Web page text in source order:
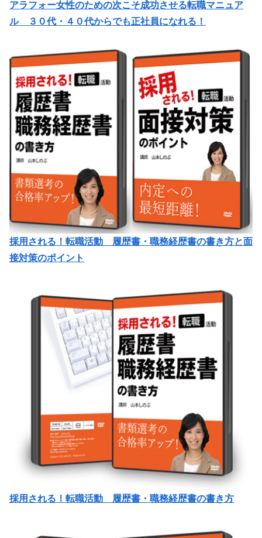
アラフォー女性のための次こそ成功させる転職マニュア
ル ３０代・４０代からでも正社員になれる！
採用される！転職活動 履歴書・職務経歴書の書き方と面
接対策のポイント
採用される！転職活動 履歴書・職務経歴書の書き方